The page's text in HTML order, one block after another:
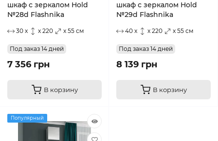
шкаф с зеркалом Hold
№28d Flashnika
30 x x 220 x 55 см
Под заказ 14 дней
7 356 грн
В корзину
шкаф с зеркалом Hold
№29d Flashnika
40 x x 220 x 55 см
Под заказ 14 дней
8 139 грн
В корзину
Популярный